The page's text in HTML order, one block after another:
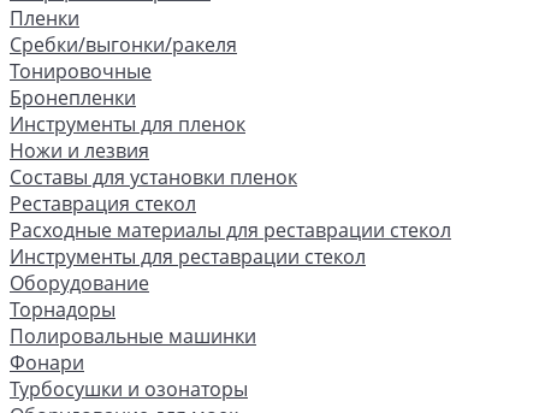
Пленки
Сребки/выгонки/ракеля
Тонировочные
Бронепленки
Инструменты для пленок
Ножи и лезвия
Составы для установки пленок
Реставрация стекол
Расходные материалы для реставрации стекол
Инструменты для реставрации стекол
Оборудование
Торнадоры
Полировальные машинки
Фонари
Турбосушки и озонаторы